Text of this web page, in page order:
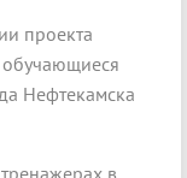
проекта
Нефтекамска